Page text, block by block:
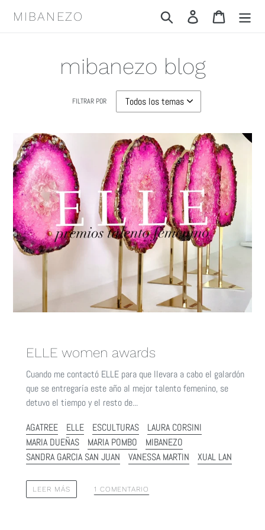
directamente
MIBANEZO Buscar Ingresar Carrito
mibanezo blog
FILTRAR POR
ELLE women awards
Cuando me contactó ELLE para que llevara a cabo el galardón
que se entregaría este año al mejor talento femenino, se
detuvo el tiempo y el resto de...
AGATREE ELLE ESCULTURAS
LAURA CORSINI
MARIA DUEÑAS
MARIA POMBO
MIBANEZO
SANDRA GARCIA SAN JUAN
VANESSA MARTIN XUAL LAN
LEER MÁS 1 COMENTARIO